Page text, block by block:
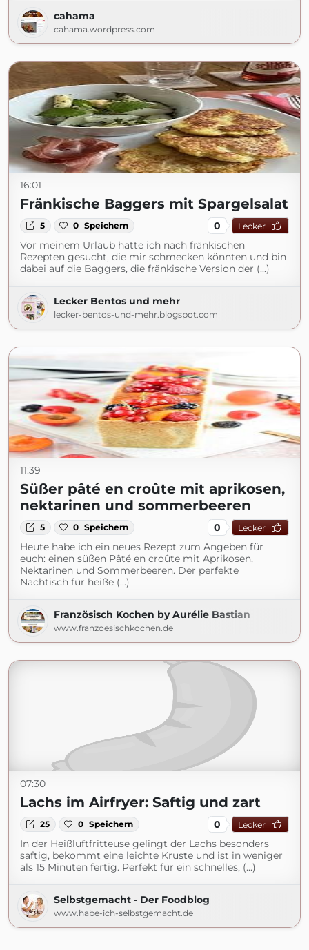
cahama
cahama.wordpress.com
16:01
Fränkische Baggers mit Spargelsalat
5 0 Speichern 0 Lecker
Vor meinem Urlaub hatte ich nach fränkischen
Rezepten gesucht, die mir schmecken könnten und bin
dabei auf die Baggers, die fränkische Version der (...)
Lecker Bentos und mehr
lecker-bentos-und-mehr.blogspot.com
11:39
Süßer pâté en croûte mit aprikosen,
nektarinen und sommerbeeren
5 0 Speichern 0 Lecker
Heute habe ich ein neues Rezept zum Angeben für
euch: einen süßen Pâté en croûte mit Aprikosen,
Nektarinen und Sommerbeeren. Der perfekte
Nachtisch für heiße (...)
Französisch Kochen by Aurélie Bastian
www.franzoesischkochen.de
07:30
Lachs im Airfryer: Saftig und zart
25 0 Speichern 0 Lecker
In der Heißluftfritteuse gelingt der Lachs besonders
saftig, bekommt eine leichte Kruste und ist in weniger
als 15 Minuten fertig. Perfekt für ein schnelles, (...)
Selbstgemacht - Der Foodblog
www.habe-ich-selbstgemacht.de